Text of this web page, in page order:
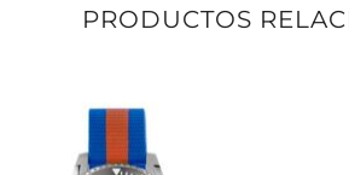
PRODUCTOS